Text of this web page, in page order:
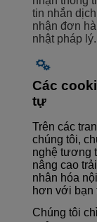
tin nhắn
nhận đơn
nhật pháp lý.
Các
tự
Trên các
chúng tôi,
nghệ tương
nâng cao
nhân hóa
hơn với bạn
Chúng tôi